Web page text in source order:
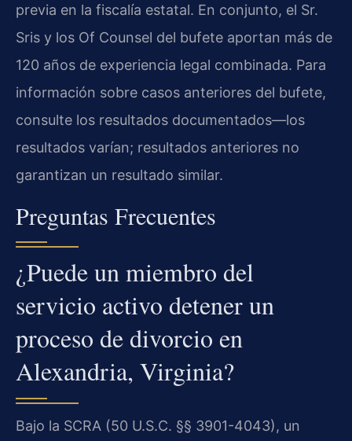
previa en la fiscalía estatal. En conjunto, el Sr.
Sris y los Of Counsel del bufete aportan más de
120 años de experiencia legal combinada. Para
información sobre casos anteriores del bufete,
consulte los resultados documentados—los
resultados varían; resultados anteriores no
garantizan un resultado similar.
Preguntas Frecuentes
¿Puede un miembro del
servicio activo detener un
proceso de divorcio en
Alexandria, Virginia?
Bajo la SCRA (50 U.S.C. §§ 3901-4043), un